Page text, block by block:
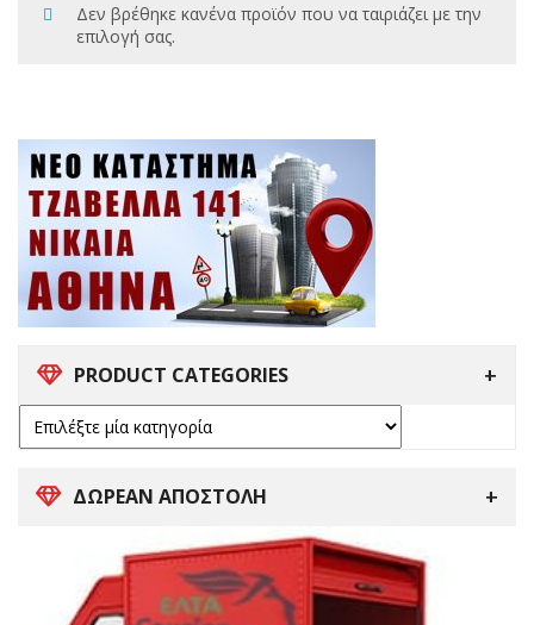
PRODUCT CATEGORIES
ΔΩΡΕΑΝ ΑΠΟΣΤΟΛΗ
Δεν βρέθηκε κανένα προϊόν που να ταιριάζει με την
επιλογή σας.